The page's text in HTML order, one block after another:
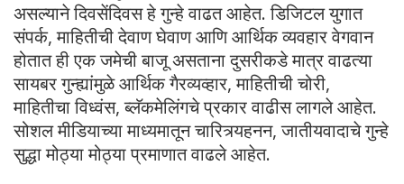
असल्याने दिवसेंदिवस हे गुन्हे वाढत आहेत. डिजिटल युगात
संपर्क, माहितीची देवाण घेवाण आणि आर्थिक व्यवहार वेगवान
होतात ही एक जमेची बाजू असताना दुसरीकडे मात्र वाढत्या
सायबर गुन्ह्यांमुळे आर्थिक गैरव्यव्हार, माहितीची चोरी,
माहितीचा विध्वंस, ब्लॅकमेलिंगचे प्रकार वाढीस लागले आहेत.
सोशल मीडियाच्या माध्यमातून चारित्र्यहनन, जातीयवादाचे गुन्हे
सुद्धा मोठ्या मोठ्या प्रमाणात वाढले आहेत.